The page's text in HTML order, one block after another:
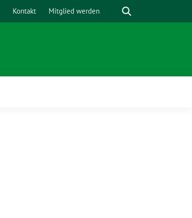
Kontakt Mitglied werden Suche